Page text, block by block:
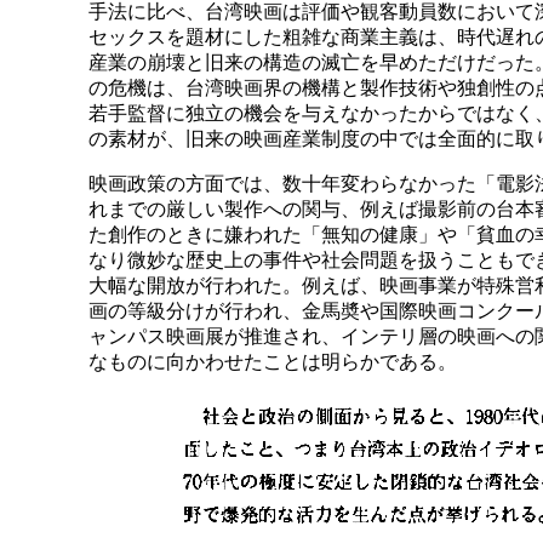
手法に比べ、台湾映画は評価や観客動員数におい
セックスを題材にした粗雑な商業主義は、時代遅
産業の崩壊と旧来の構造の滅亡を早めただけだっ
の危機は、台湾映画界の機構と製作技術や独創性
若手監督に独立の機会を与えなかったからではな
の素材が、旧来の映画産業制度の中では全面的に
映画政策の方面では、数十年変わらなかった「電
れまでの厳しい製作への関与、例えば撮影前の台
た創作のときに嫌われた「無知の健康」や「貧血
なり微妙な歴史上の事件や社会問題を扱うことも
大幅な開放が行われた。例えば、映画事業が特殊
画の等級分けが行われ、金馬奬や国際映画コンク
ャンパス映画展が推進され、インテリ層の映画へ
なものに向かわせたことは明らかである。